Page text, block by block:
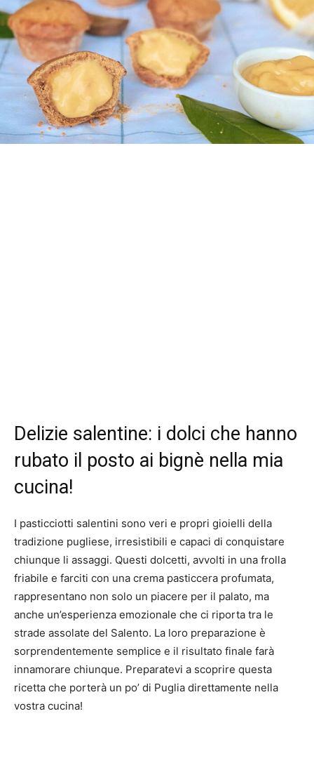
Delizie salentine: i dolci che hanno
rubato il posto ai bignè nella mia
cucina!
I pasticciotti salentini sono veri e propri gioielli della
tradizione pugliese, irresistibili e capaci di conquistare
chiunque li assaggi. Questi dolcetti, avvolti in una frolla
friabile e farciti con una crema pasticcera profumata,
rappresentano non solo un piacere per il palato, ma
anche un’esperienza emozionale che ci riporta tra le
strade assolate del Salento. La loro preparazione è
sorprendentemente semplice e il risultato finale farà
innamorare chiunque. Preparatevi a scoprire questa
ricetta che porterà un po’ di Puglia direttamente nella
vostra cucina!